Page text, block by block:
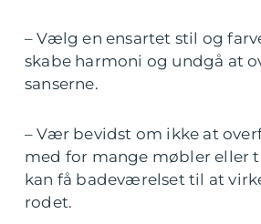
– Vælg en ensartet stil og
skabe harmoni og undgå at
sanserne.
– Vær bevidst om ikke at
med for mange møbler eller
kan få badeværelset til at
rodet.